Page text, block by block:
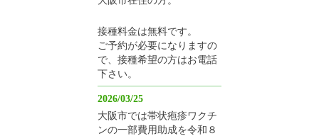
接種料金は無料です。
ご予約が必要になりますの
で、接種希望の方はお電話
下さい。
2026/03/25
大阪市では帯状疱疹ワクチ
ンの一部費用助成を令和８